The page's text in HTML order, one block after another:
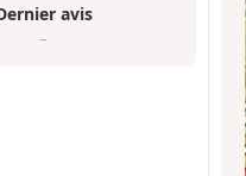
avis
–